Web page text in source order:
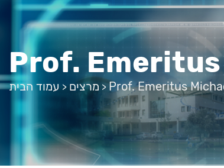
Prof.
עמוד הבית >מרצים > Prof. Emeritus